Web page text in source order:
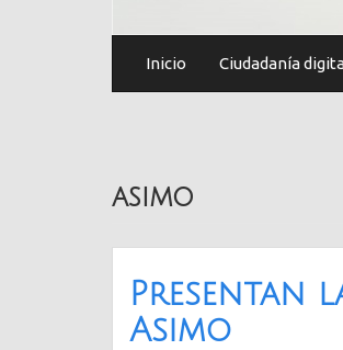
Inicio Ciudadanía
asimo
Presentan
Asimo